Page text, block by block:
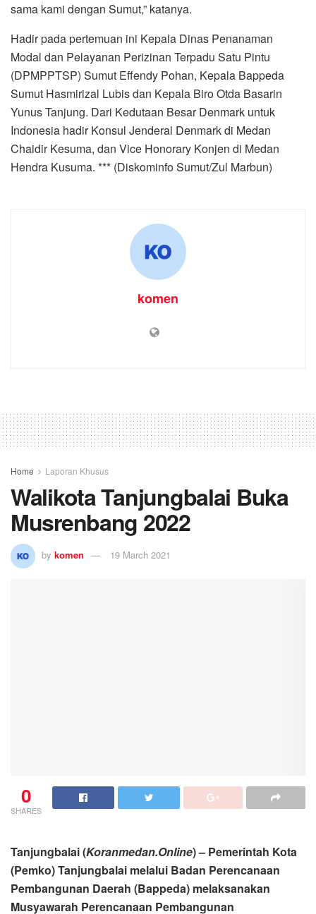
sama kami dengan Sumut,” katanya.
Hadir pada pertemuan ini Kepala Dinas Penanaman
Modal dan Pelayanan Perizinan Terpadu Satu Pintu
(DPMPPTSP) Sumut Effendy Pohan, Kepala Bappeda
Sumut Hasmirizal Lubis dan Kepala Biro Otda Basarin
Yunus Tanjung. Dari Kedutaan Besar Denmark untuk
Indonesia hadir Konsul Jenderal Denmark di Medan
Chaidir Kesuma, dan Vice Honorary Konjen di Medan
Hendra Kusuma. *** (Diskominfo Sumut/Zul Marbun)
komen
Home Laporan Khusus
Walikota Tanjungbalai Buka
Musrenbang 2022
by komen 19 March 2021
0
SHARES
Tanjungbalai (Koranmedan.Online) – Pemerintah Kota
(Pemko) Tanjungbalai melalui Badan Perencanaan
Pembangunan Daerah (Bappeda) melaksanakan
Musyawarah Perencanaan Pembangunan